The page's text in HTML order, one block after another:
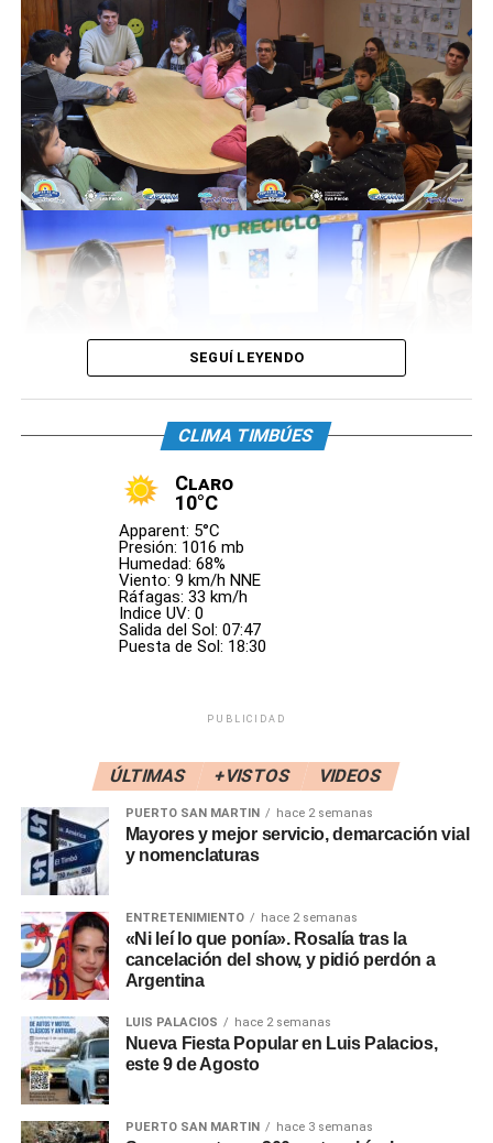
El Intendente y su equipo de Gobierno, aseguró que
estaban encantados de haberlos recibidos y los
esperaban siempre en la ciudad de Carcarañá
0
💫 Este viernes, 19 de julio, en el marco del último día de
vacaciones de invierno, el intendente Miguel Ángel
Vázquez junto a los concejales Agustín Vázquez y Jimena
«Vivan los Niños» del Centro Integrador Comunitario «Eva
Perón» con quienes compartieron un agradable momento,
con un rico desayuno, juegos y muchas pero muchas risas.
SEGUÍ LEYENDO
CLIMA TIMBÚES
Claro
10°C
Apparent: 5°C
Presión: 1016 mb
Humedad: 68%
Viento: 9 km/h NNE
Ráfagas: 33 km/h
Indice UV: 0
Salida del Sol: 07:47
Puesta de Sol: 18:30
PUBLICIDAD
ÚLTIMAS +VISTOS VIDEOS
PUERTO SAN MARTIN hace 2 semanas
Mayores y mejor servicio, demarcación vial
y nomenclaturas
ENTRETENIMIENTO hace 2 semanas
«Ni leí lo que ponía». Rosalía tras la
cancelación del show, y pidió perdón a
Argentina
LUIS PALACIOS hace 2 semanas
Nueva Fiesta Popular en Luis Palacios,
este 9 de Agosto
PUERTO SAN MARTIN hace 3 semanas